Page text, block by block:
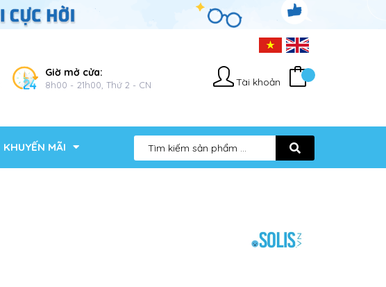
Giờ mở cửa:
8h00 - 21h00, Thứ 2 - CN Tài khoản
KHUYẾN MÃI